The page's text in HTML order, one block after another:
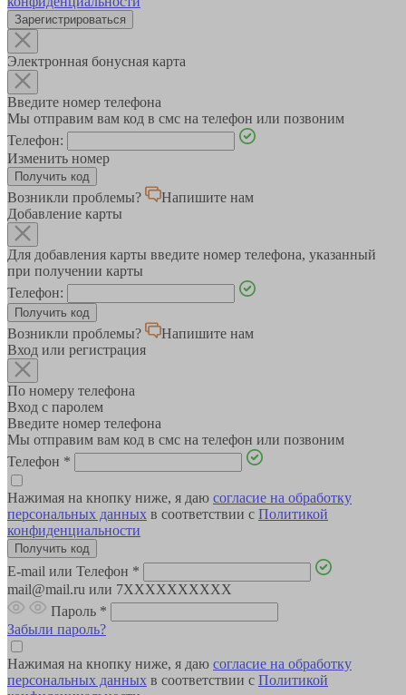
Зарегистрироваться
Электронная бонусная карта
Введите номер телефона
Мы отправим вам код в смс на телефон или позвоним
Телефон:
Изменить номер
Возникли проблемы?
Напишите нам
Добавление карты
Для добавления карты введите номер телефона, указанный
при получении карты
Телефон:
Возникли проблемы?
Напишите нам
Вход или регистрация
По номеру телефона
Вход с паролем
Введите номер телефона
Мы отправим вам код в смс на телефон или позвоним
Телефон *
Нажимая на кнопку ниже, я даю согласие на обработку
персональных данных в соответствии с Политикой
конфиденциальности
E-mail или Телефон *
mail@mail.ru или 7XXXXXXXXXX
Пароль *
Забыли пароль?
Нажимая на кнопку ниже, я даю согласие на обработку
персональных данных в соответствии с Политикой